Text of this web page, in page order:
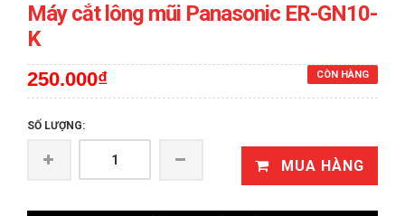
Máy cắt lông mũi Panasonic ER-GN10-
K
CÒN HÀNG
250.000₫
SỐ LƯỢNG:
MUA HÀNG